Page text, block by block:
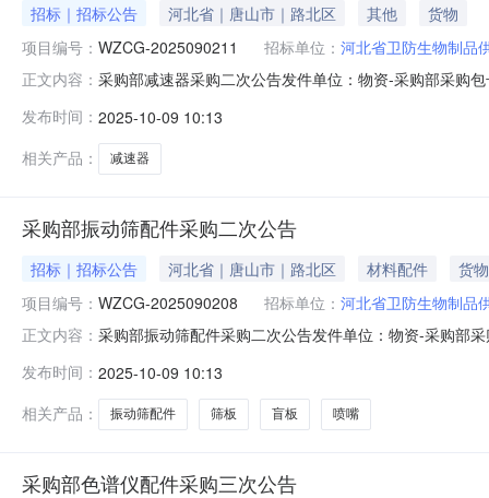
招标｜招标公告 河北省｜唐山市｜路北区 其他
货物
项目编号： WZCG-2025090211 招标单位： 河北省卫防生物制品
正文内容： 采购部减速器采购二次公告发件单位：物资-采购部采购
是一次性报价，不得涂改。1.报价方资格报价方须为开滦
发布时间： 2025-10-09 10:13
相关产品：
减速器
采购部振动筛配件采购二次公告
招标｜招标公告 河北省｜唐山市｜路北区 材料配件
货物
项目编号： WZCG-2025090208 招标单位： 河北省卫防生物制品
正文内容： 采购部振动筛配件采购二次公告发件单位：物资-采购部
必须是一次性报价，不得涂改。1.报价方资格报价方须为
发布时间： 2025-10-09 10:13
相关产品：
振动筛配件 筛板 盲板 喷嘴
采购部色谱仪配件采购三次公告